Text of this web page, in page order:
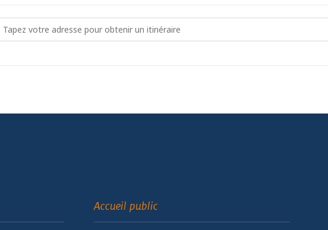
Address - VIDE DRESSING par la Galerie Fizz []
Accueil public